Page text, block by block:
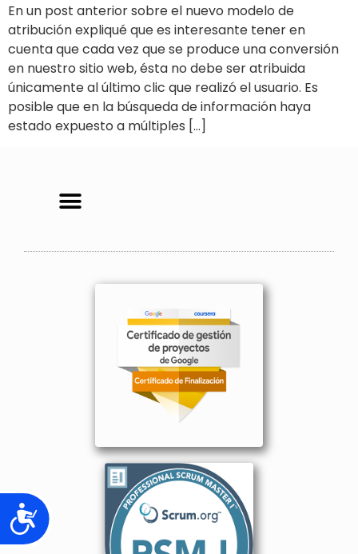
Accesibilidad
En un post anterior sobre el nuevo modelo de
atribución expliqué que es interesante tener en
cuenta que cada vez que se produce una conversión
en nuestro sitio web, ésta no debe ser atribuida
únicamente al último clic que realizó el usuario. Es
posible que en la búsqueda de información haya
estado expuesto a múltiples […]